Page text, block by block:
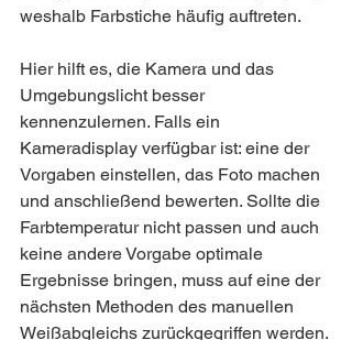
weshalb Farbstiche häufig auftreten.
Hier hilft es, die Kamera und das
Umgebungslicht besser
kennenzulernen. Falls ein
Kameradisplay verfügbar ist: eine der
Vorgaben einstellen, das Foto machen
und anschließend bewerten. Sollte die
Farbtemperatur nicht passen und auch
keine andere Vorgabe optimale
Ergebnisse bringen, muss auf eine der
nächsten Methoden des manuellen
Weißabgleichs zurückgegriffen werden.